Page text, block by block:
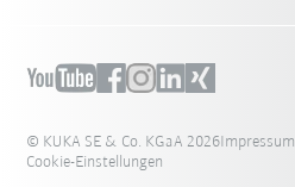
© KUKA SE & Co. KGaA 2026Impressum
Cookie-Einstellungen